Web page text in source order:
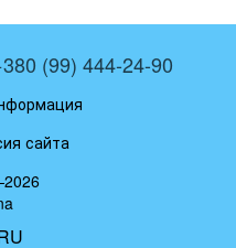
(99) 444-24-90
сайта